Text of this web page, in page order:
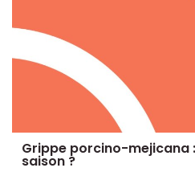
Grippe porcino-mejicana
saison ?